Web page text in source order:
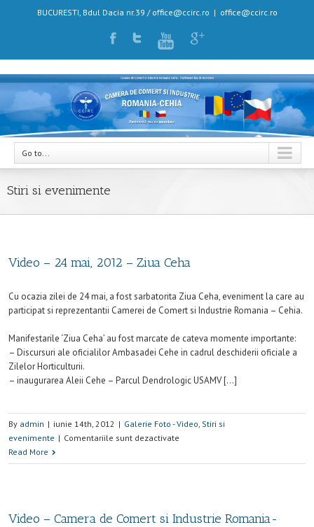
BUCURESTI, Bdul Dacia nr.39 / office@ccirc.ro | office@ccirc.ro
Go to...
Stiri si evenimente
Video – 24 mai, 2012 – Ziua Ceha
Cu ocazia zilei de 24 mai, a fost sarbatorita Ziua Ceha, eveniment la care au
participat si reprezentantii Camerei de Comert si Industrie Romania – Cehia.
Manifestarile ‘Ziua Ceha’ au fost marcate de cateva momente importante:
– Discursuri ale oficialilor Ambasadei Cehe in cadrul deschiderii oficiale a
Zilelor Horticulturii.
– inaugurarea Aleii Cehe – Parcul Dendrologic USAMV […]
By admin | iunie 14th, 2012 | Galerie Foto - Video Stiri si
evenimente | Comentariile sunt dezactivate
Read More
Video – Camera de Comert si Industrie Romania-